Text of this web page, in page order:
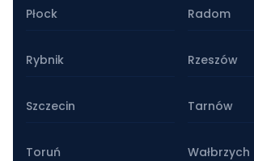
Płock Radom
Rybnik Rzeszów
Szczecin Tarnów
Toruń Wałbrzych